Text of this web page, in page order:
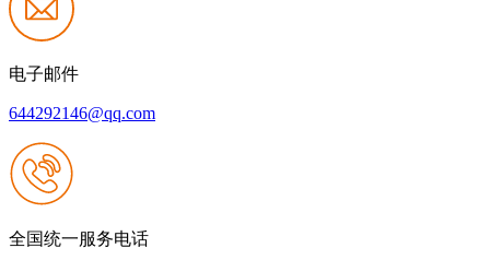
电子邮件
644292146@qq.com
全国统一服务电话